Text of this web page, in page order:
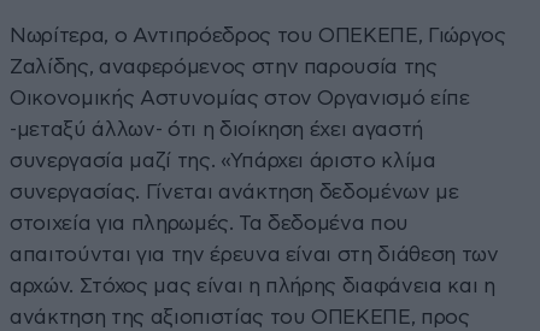
Νωρίτερα, ο Αντιπρόεδρος του ΟΠΕΚΕΠΕ, Γιώργος
Ζαλίδης, αναφερόμενος στην παρουσία της
Οικονομικής Αστυνομίας στον Οργανισμό είπε
-μεταξύ άλλων- ότι η διοίκηση έχει αγαστή
συνεργασία μαζί της. «Υπάρχει άριστο κλίμα
συνεργασίας. Γίνεται ανάκτηση δεδομένων με
στοιχεία για πληρωμές. Τα δεδομένα που
απαιτούνται για την έρευνα είναι στη διάθεση των
αρχών. Στόχος μας είναι η πλήρης διαφάνεια και η
ανάκτηση της αξιοπιστίας του ΟΠΕΚΕΠΕ, προς